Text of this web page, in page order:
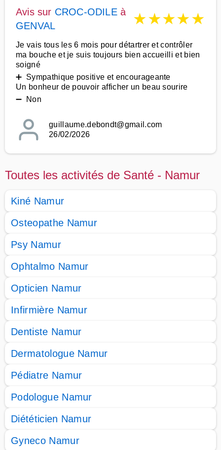
Avis sur CROC-ODILEà
GENVAL
★★★★★
Je vais tous les 6 mois pour détartrer et contrôler
ma bouche et je suis toujours bien accueilli et bien
soigné
➕ Sympathique positive et encourageante
Un bonheur de pouvoir afficher un beau sourire
➖ Non
guillaume.debondt@gmail.com
26/02/2026
Toutes les activités de Santé - Namur
Kiné Namur
Osteopathe Namur
Psy Namur
Ophtalmo Namur
Opticien Namur
Infirmière Namur
Dentiste Namur
Dermatologue Namur
Pédiatre Namur
Podologue Namur
Diététicien Namur
Gyneco Namur